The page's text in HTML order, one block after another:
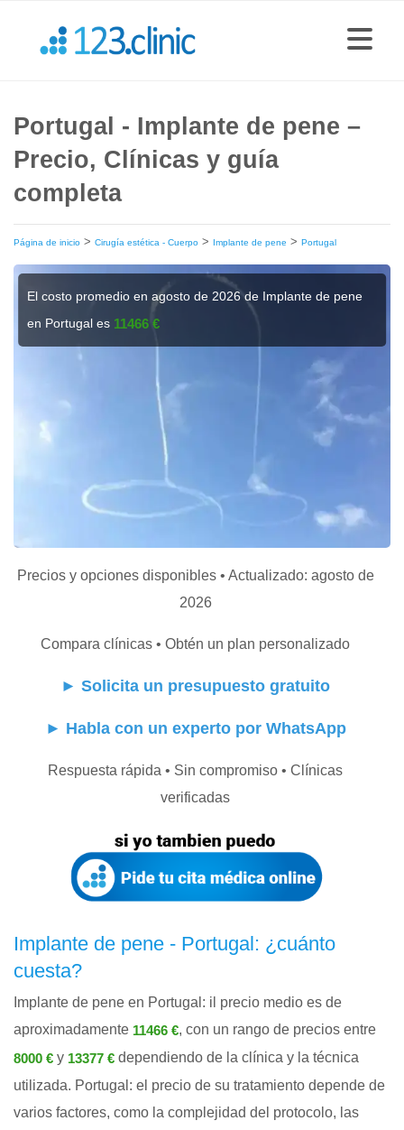
Portugal - Implante de pene –
Precio, Clínicas y guía
completa
Página de inicio > Cirugía estética - Cuerpo > Implante de pene > Portugal
El costo promedio en agosto de 2026 de Implante de pene
en Portugal es 11466 €
Precios y opciones disponibles • Actualizado: agosto de
2026
Compara clínicas • Obtén un plan personalizado
► Solicita un presupuesto gratuito
► Habla con un experto por WhatsApp
Respuesta rápida • Sin compromiso • Clínicas
verificadas
Implante de pene - Portugal: ¿cuánto
cuesta?
Implante de pene en Portugal: il precio medio es de
aproximadamente 11466 €, con un rango de precios entre
8000 € y 13377 € dependiendo de la clínica y la técnica
utilizada. Portugal: el precio de su tratamiento depende de
varios factores, como la complejidad del protocolo, las